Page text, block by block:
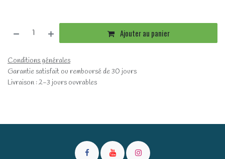
Ajouter au panier
Conditions générales
Garantie satisfait ou remboursé de 30 jours
Livraison : 2-3 jours ouvrables